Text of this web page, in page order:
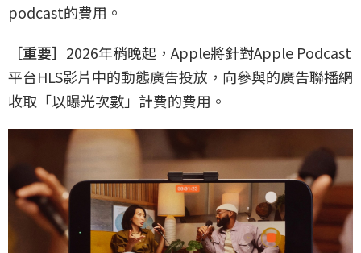
podcast的費用。
［重要］ 2026年稍晚起，Apple將針對Apple Podcast
平台HLS影片中的動態廣告投放，向參與的廣告聯播網
收取「以曝光次數」計費的費用。